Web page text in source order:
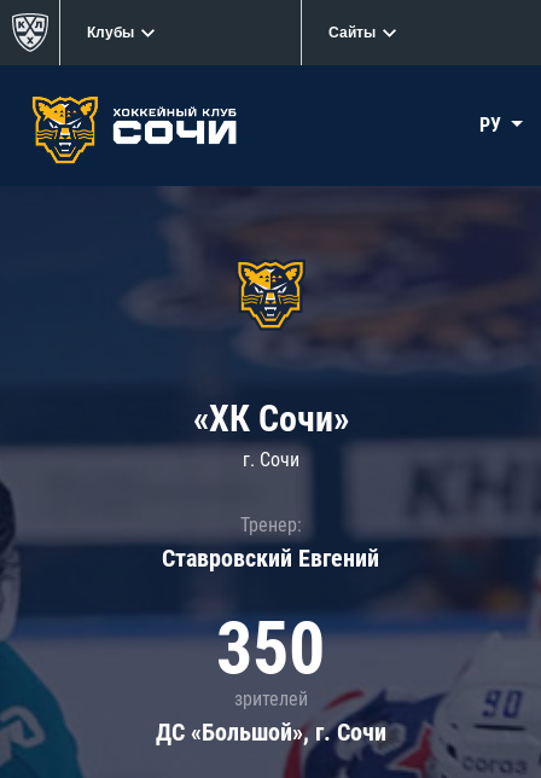
Клубы Сайты
РУ
«ХК Сочи»
г. Сочи
Тренер:
Ставровский Евгений
350
зрителей
ДС «Большой», г. Сочи